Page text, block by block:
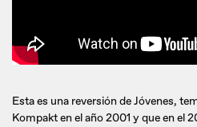
Esta es una reversión de Jóvenes,
Kompakt en el año 2001 y que en el